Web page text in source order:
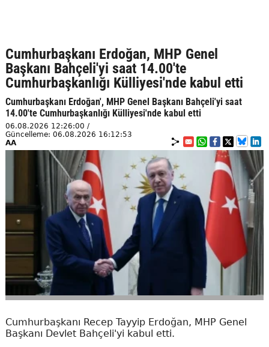
Cumhurbaşkanı Erdoğan, MHP Genel
Başkanı Bahçeli'yi saat 14.00'te
Cumhurbaşkanlığı Külliyesi'nde kabul etti
Cumhurbaşkanı Erdoğan', MHP Genel Başkanı Bahçeli'yi saat
14.00'te Cumhurbaşkanlığı Külliyesi'nde kabul etti
06.08.2026 12:26:00 /
Güncelleme: 06.08.2026 16:12:53
AA
Cumhurbaşkanı Recep Tayyip Erdoğan, MHP Genel
Başkanı Devlet Bahçeli'yi kabul etti.